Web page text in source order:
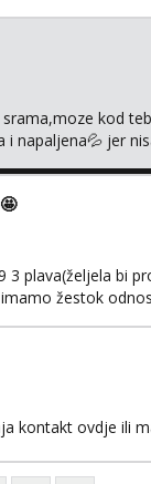
kod
napaljena💦 jer
3 plava(željela bi
žestok
kontakt ovdje ili